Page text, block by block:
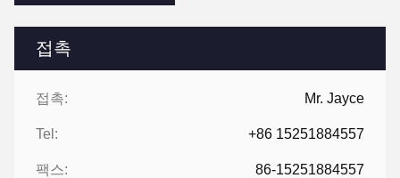
접촉
접촉: Mr. Jayce
Tel: +86 15251884557
팩스: 86-15251884557